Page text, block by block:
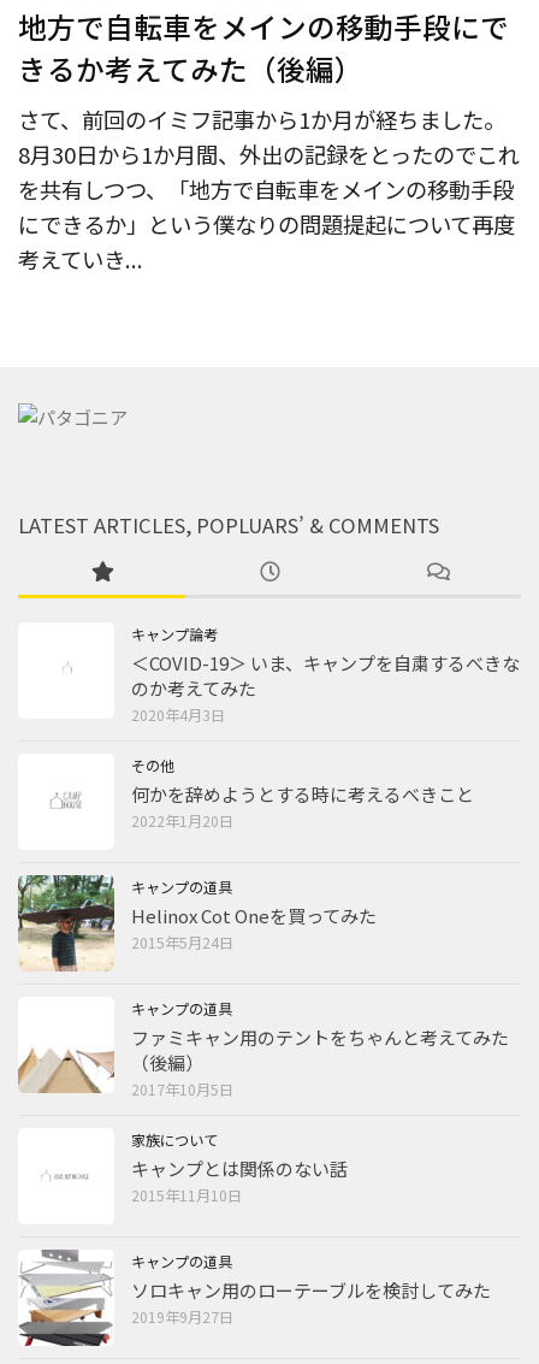
地方で自転車をメインの移動手段にで
きるか考えてみた（後編）
さて、前回のイミフ記事から1か月が経ちました。
8月30日から1か月間、外出の記録をとったのでこれ
を共有しつつ、「地方で自転車をメインの移動手段
にできるか」という僕なりの問題提起について再度
考えていき...
LATEST ARTICLES, POPLUARS’ & COMMENTS
キャンプ論考
＜COVID-19＞ いま、キャンプを自粛するべきな
のか考えてみた
2020年4月3日
その他
何かを辞めようとする時に考えるべきこと
2022年1月20日
キャンプの道具
Helinox Cot Oneを買ってみた
2015年5月24日
キャンプの道具
ファミキャン用のテントをちゃんと考えてみた
（後編）
2017年10月5日
家族について
キャンプとは関係のない話
2015年11月10日
キャンプの道具
ソロキャン用のローテーブルを検討してみた
2019年9月27日